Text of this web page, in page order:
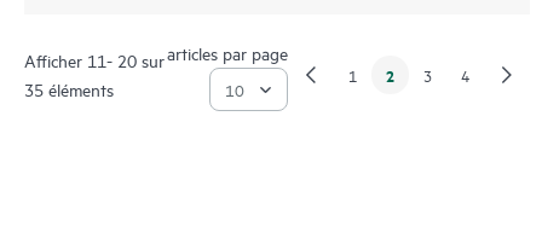
Afficher 11- 20 sur
35 éléments
articles par page
1 2 3 4